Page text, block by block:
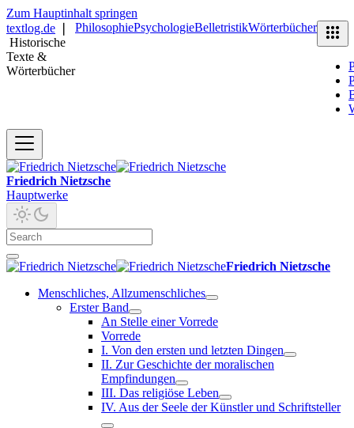
Zum Hauptinhalt springen
textlog.de
Historische
Texte &
Wörterbücher
PhilosophiePsychologieBelletristikWörterbücher
Friedrich Nietzsche
Hauptwerke
Friedrich Nietzsche
Menschliches, Allzumenschliches
Erster Band
An Stelle einer Vorrede
Vorrede
I. Von den ersten und letzten Dingen
II. Zur Geschichte der moralischen
Empfindungen
III. Das religiöse Leben
IV. Aus der Seele der Künstler und Schriftsteller